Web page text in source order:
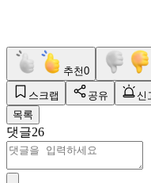
추천0
스크랩 공유
신
목록
댓글26